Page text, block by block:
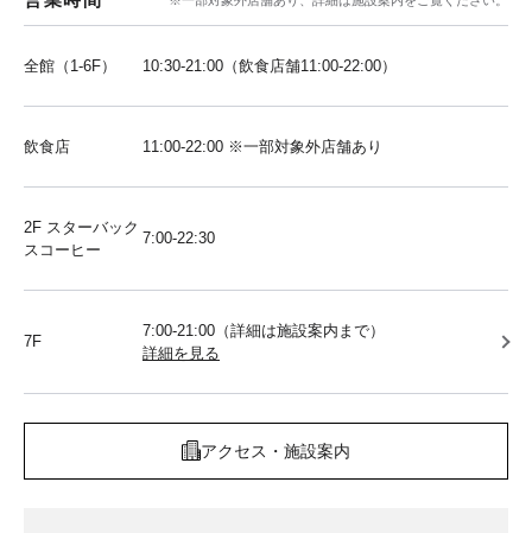
全館（1-6F） 10:30-21:00（飲食店舗11:00-22:00）
飲食店 11:00-22:00 ※一部対象外店舗あり
2F スターバック
スコーヒー
7:00-22:30
7F
7:00-21:00（詳細は施設案内まで）
詳細を見る
アクセス・施設案内